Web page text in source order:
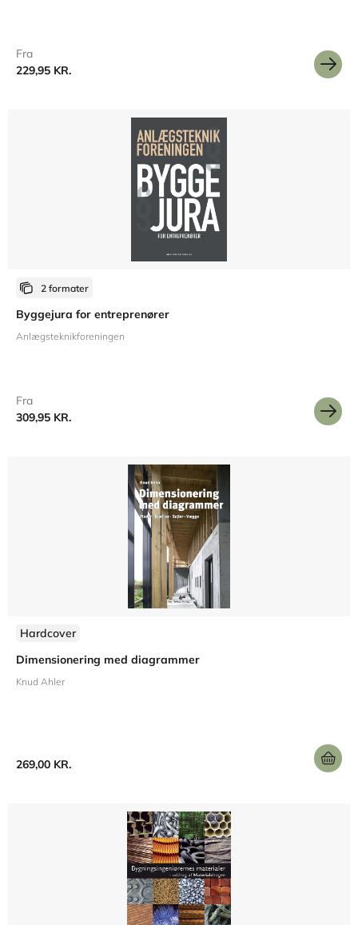
Fra
229,95 KR.
2 formater
Byggejura for entreprenører
Anlægsteknikforeningen
Fra
309,95 KR.
Hardcover
Dimensionering med diagrammer
Knud Ahler
269,00 KR.